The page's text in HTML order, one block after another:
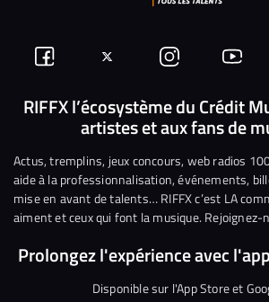
Suivez-
nous
Facebook
Suivez-
nous
sur
Twitter
Nous
rejoindre
sur
Instagram
Nous
sur
RIFFX l’écosystème du Crédit
artistes et aux fans de
Actus, tremplins, jeux concours, web radios
aide à la professionnalisation, événements,
mise en avant de talents… RIFFX c’est LA
aiment et ceux qui font la musique. Rejoignez-
Prolongez l'expérience avec
Disponible sur l'App Store et